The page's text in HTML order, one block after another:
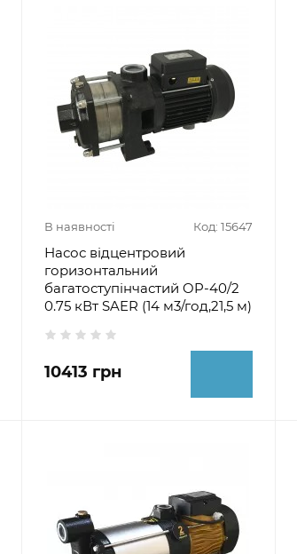
В наявності Код: 15647
Насос відцентровий
горизонтальний
багатоступінчастий OP-40/2
0.75 кВт SAER (14 м3/год,21,5 м)
10413 грн